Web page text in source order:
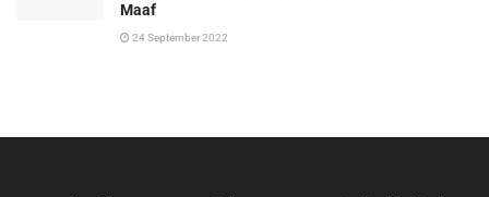
Maaf
24 September 2022